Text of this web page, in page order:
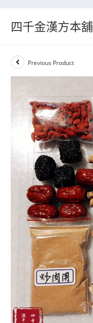
四千金漢方本舖
Previous Product